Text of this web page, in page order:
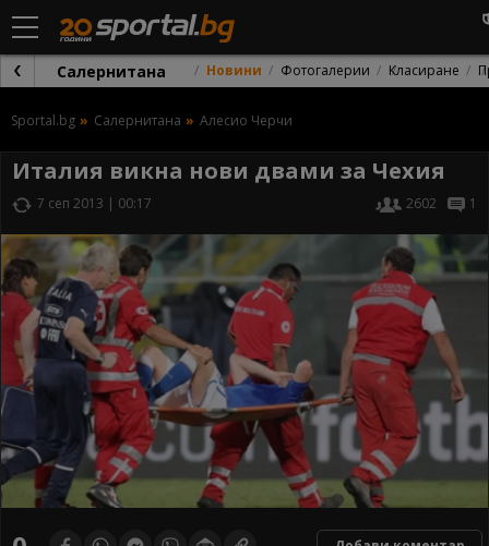
Салернитана Новини Фотогалерии Класиране
Sportal.bg Салернитана Алесио Черчи
Италия викна нови двами за Чехия
7 сеп 2013 | 00:17 2602 1